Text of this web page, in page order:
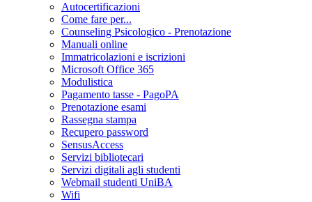
Autocertificazioni
Come fare per...
Counseling Psicologico - Prenotazione
Manuali online
Immatricolazioni e iscrizioni
Microsoft Office 365
Modulistica
Pagamento tasse - PagoPA
Prenotazione esami
Rassegna stampa
Recupero password
SensusAccess
Servizi bibliotecari
Servizi digitali agli studenti
Webmail studenti UniBA
Wifi